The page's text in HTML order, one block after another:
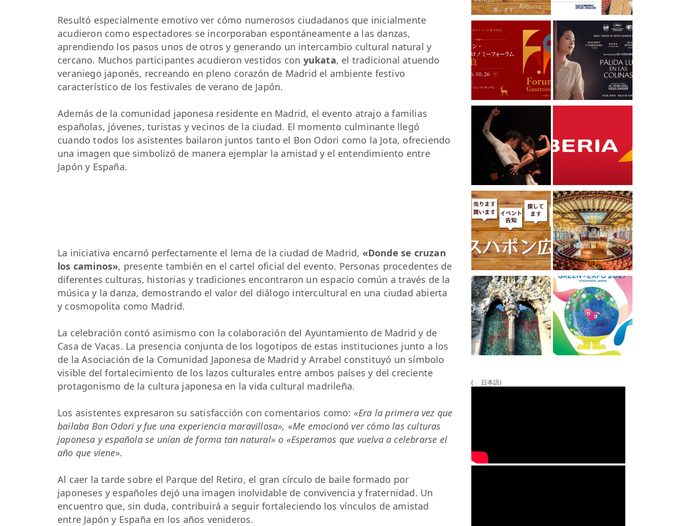
Resultó especialmente emotivo ver cómo numerosos ciudadanos que inicialmente
acudieron como espectadores se incorporaban espontáneamente a las danzas,
aprendiendo los pasos unos de otros y generando un intercambio cultural natural y
cercano. Muchos participantes acudieron vestidos con yukata, el tradicional atuendo
veraniego japonés, recreando en pleno corazón de Madrid el ambiente festivo
característico de los festivales de verano de Japón.
Además de la comunidad japonesa residente en Madrid, el evento atrajo a familias
españolas, jóvenes, turistas y vecinos de la ciudad. El momento culminante llegó
cuando todos los asistentes bailaron juntos tanto el Bon Odori como la Jota, ofreciendo
una imagen que simbolizó de manera ejemplar la amistad y el entendimiento entre
Japón y España.
La iniciativa encarnó perfectamente el lema de la ciudad de Madrid, «Donde se cruzan
los caminos», presente también en el cartel oficial del evento. Personas procedentes de
diferentes culturas, historias y tradiciones encontraron un espacio común a través de la
música y la danza, demostrando el valor del diálogo intercultural en una ciudad abierta
y cosmopolita como Madrid.
La celebración contó asimismo con la colaboración del Ayuntamiento de Madrid y de
Casa de Vacas. La presencia conjunta de los logotipos de estas instituciones junto a los
de la Asociación de la Comunidad Japonesa de Madrid y Arrabel constituyó un símbolo
visible del fortalecimiento de los lazos culturales entre ambos países y del creciente
protagonismo de la cultura japonesa en la vida cultural madrileña.
Los asistentes expresaron su satisfacción con comentarios como: «Era la primera vez que
bailaba Bon Odori y fue una experiencia maravillosa», «Me emocionó ver cómo las culturas
japonesa y española se unían de forma tan natural» o «Esperamos que vuelva a celebrarse el
año que viene».
Al caer la tarde sobre el Parque del Retiro, el gran círculo de baile formado por
japoneses y españoles dejó una imagen inolvidable de convivencia y fraternidad. Un
encuentro que, sin duda, contribuirá a seguir fortaleciendo los vínculos de amistad
entre Japón y España en los años venideros.
( 日本語)